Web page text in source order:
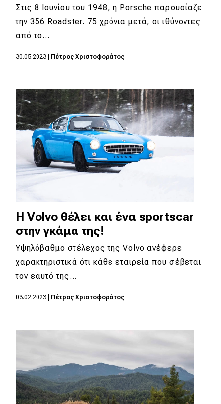
Ελλάδα
Κόσμος
Απόψεις
Test Drive
Δοκιμή
Αποστολή
Συγκρίνουμε
Αγώνες
Formula 1
WRC
Motorsport
Τεχνολογία
Mobility
Στις 8 Ιουνίου του 1948, η Porsche παρουσίαζε
την 356 Roadster. 75 χρόνια μετά, οι ιθύνοντες
από το…
30.05.2023 Πέτρος Χριστοφοράτος
H Volvo θέλει και ένα sportscar
στην γκάμα της!
Υψηλόβαθμο στέλεχος της Volvo ανέφερε
χαρακτηριστικά ότι κάθε εταιρεία που σέβεται
τον εαυτό της…
03.02.2023 Πέτρος Χριστοφοράτος